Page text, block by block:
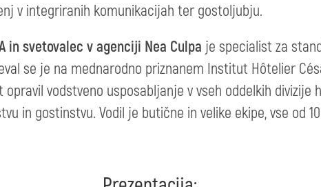
v integriranih komunikacijah ter gostoljubju.
svetovalec v agenciji Nea Culpa je specialist za
se je na mednarodno priznanem Institut Hôtelier
vodstveno usposabljanje v vseh oddelkih divizije
in gostinstvu. Vodil je butične in velike ekipe, vse od 10